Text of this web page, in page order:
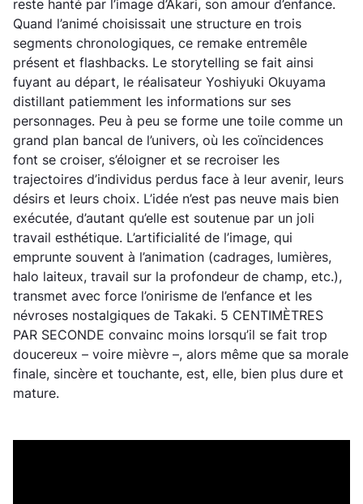
reste hanté par l’image d’Akari, son amour d’enfance.
Quand l’animé choisissait une structure en trois
segments chronologiques, ce remake entremêle
présent et flashbacks. Le storytelling se fait ainsi
fuyant au départ, le réalisateur Yoshiyuki Okuyama
distillant patiemment les informations sur ses
personnages. Peu à peu se forme une toile comme un
grand plan bancal de l’univers, où les coïncidences
font se croiser, s’éloigner et se recroiser les
trajectoires d’individus perdus face à leur avenir, leurs
désirs et leurs choix. L’idée n’est pas neuve mais bien
exécutée, d’autant qu’elle est soutenue par un joli
travail esthétique. L’artificialité de l’image, qui
emprunte souvent à l’animation (cadrages, lumières,
halo laiteux, travail sur la profondeur de champ, etc.),
transmet avec force l’onirisme de l’enfance et les
névroses nostalgiques de Takaki. 5 CENTIMÈTRES
PAR SECONDE convainc moins lorsqu’il se fait trop
doucereux – voire mièvre –, alors même que sa morale
finale, sincère et touchante, est, elle, bien plus dure et
mature.